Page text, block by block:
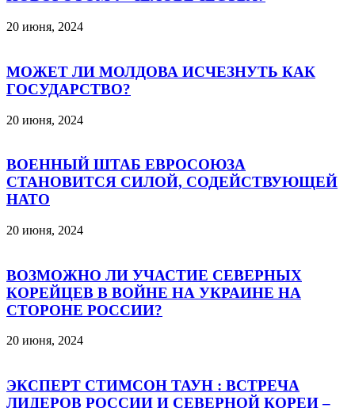
20 июня, 2024
МОЖЕТ ЛИ МОЛДОВА ИСЧЕЗНУТЬ КАК
ГОСУДАРСТВО?
20 июня, 2024
ВОЕННЫЙ ШТАБ ЕВРОСОЮЗА
СТАНОВИТСЯ СИЛОЙ, СОДЕЙСТВУЮЩЕЙ
НАТО
20 июня, 2024
ВОЗМОЖНО ЛИ УЧАСТИЕ СЕВЕРНЫХ
КОРЕЙЦЕВ В ВОЙНЕ НА УКРАИНЕ НА
СТОРОНЕ РОССИИ?
20 июня, 2024
ЭКСПЕРТ СТИМСОН ТАУН : ВСТРЕЧА
ЛИДЕРОВ РОССИИ И СЕВЕРНОЙ КОРЕИ –